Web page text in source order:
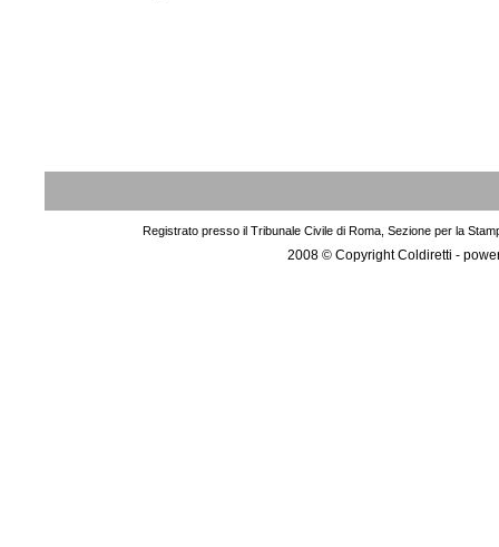
Registrato presso il Tribunale Civile di Roma, Sezione per la
2008 © Copyright Coldiretti -